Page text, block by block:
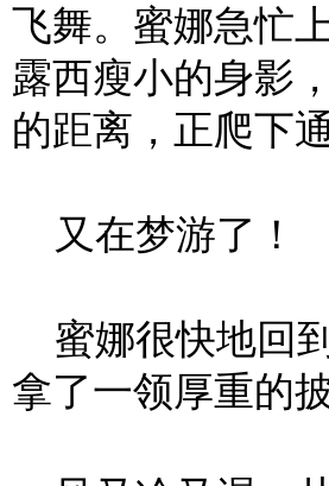
飞舞。蜜娜急忙
露西瘦小的身影
的距离，正爬下
又在梦游了！
蜜娜很快地回
拿了一领厚重的